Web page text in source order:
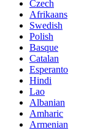
Czech
Afrikaans
Swedish
Polish
Basque
Catalan
Esperanto
Hindi
Lao
Albanian
Amharic
Armenian